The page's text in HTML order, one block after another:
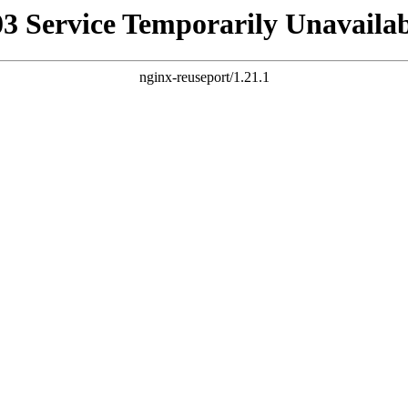
Service Temporarily
nginx-reuseport/1.21.1